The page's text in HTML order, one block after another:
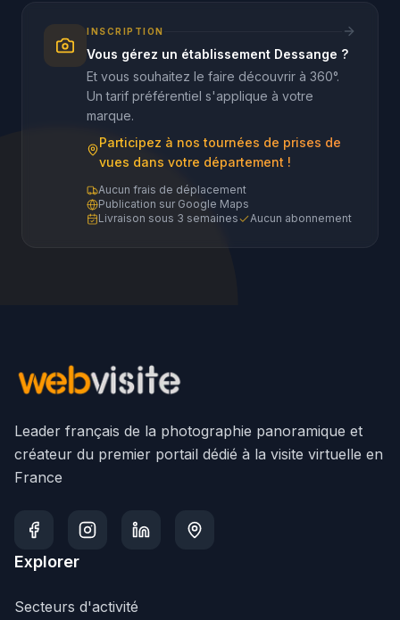
INSCRIPTION
Vous gérez un établissement Dessange ?
Et vous souhaitez le faire découvrir à 360°.
Un tarif préférentiel s'applique à votre
marque.
Participez à nos tournées de prises de
vues dans votre département !
Aucun frais de déplacement
Publication sur Google Maps
Livraison sous 3 semaines
Aucun abonnement
Leader français de la photographie panoramique et
créateur du premier portail dédié à la visite virtuelle en
France
Explorer
Secteurs d'activité